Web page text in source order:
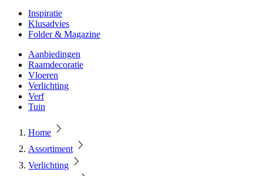
Inspiratie
Klusadvies
Folder & Magazine
Aanbiedingen
Raamdecoratie
Vloeren
Verlichting
Verf
Tuin
Home
Assortiment
Verlichting